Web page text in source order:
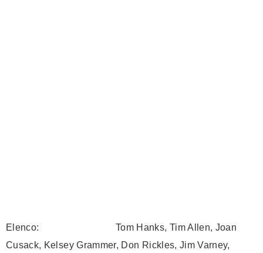
Elenco: Tom Hanks, Tim Allen, Joan
Cusack, Kelsey Grammer, Don Rickles, Jim Varney,